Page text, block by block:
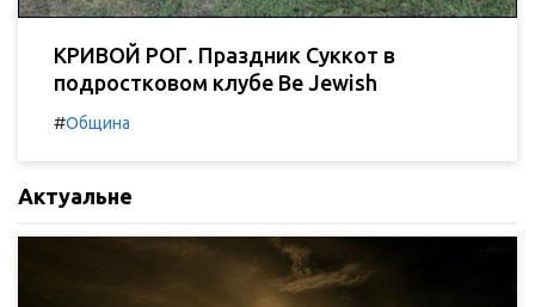
КРИВОЙ РОГ. Праздник Суккот в
подростковом клубе Be Jewish
#Община
Актуальне